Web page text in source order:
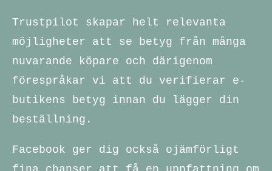
Trustpilot skapar helt relevanta
möjligheter att se betyg från många
nuvarande köpare och därigenom
förespråkar vi att du verifierar e-
butikens betyg innan du lägger din
beställning.
Facebook ger dig också ojämförligt